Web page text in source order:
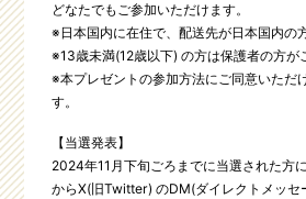
どなたでもご参加いただけます。
※日本国内に在住で、配送先が日本国内の
※13歳未満(12歳以下) の方は保護者の方が
※本プレゼントの参加方法にご同意いただ
す。
【当選発表】
2024年11月下旬ごろまでに当選された方
からX(旧Twitter) のDM(ダイレクトメッセ